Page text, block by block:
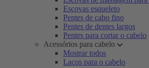
Escovas esqueleto
Pentes de cabo fino
Pentes de dentes largos
Pentes para cortar o cabelo
Acessórios para cabelo
Mostrar todos
Laços para o cabelo